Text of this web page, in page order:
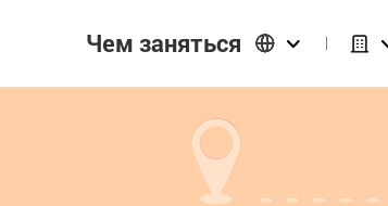
Чем заняться